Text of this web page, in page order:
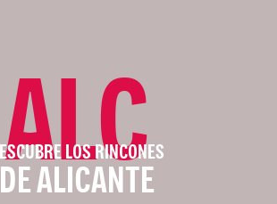
ALC
LOS RINCONES
DE ALICANTE